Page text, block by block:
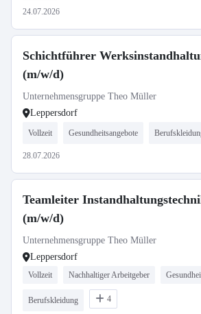
24.07.2026
Schichtführer
(m/w/d)
Unternehmensgruppe Theo Müller
Leppersdorf
Vollzeit Gesundheitsangebote
28.07.2026
Teamleiter
(m/w/d)
Unternehmensgruppe Theo Müller
Leppersdorf
Vollzeit Nachhaltiger Arbeitgeber
Berufskleidung 4